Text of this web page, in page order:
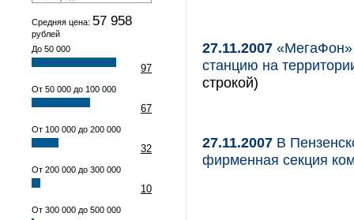
Средняя цена: 57 958
рублей
До 50 000
97
От 50 000 до 100 000
67
От 100 000 до 200 000
32
От 200 000 до 300 000
10
От 300 000 до 500 000
27.11.2007 «МегаФон»
станцию на
строкой)
27.11.2007 В
фирменная секция